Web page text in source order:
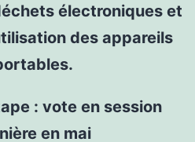
électroniques et
des appareils
: vote en session
en mai